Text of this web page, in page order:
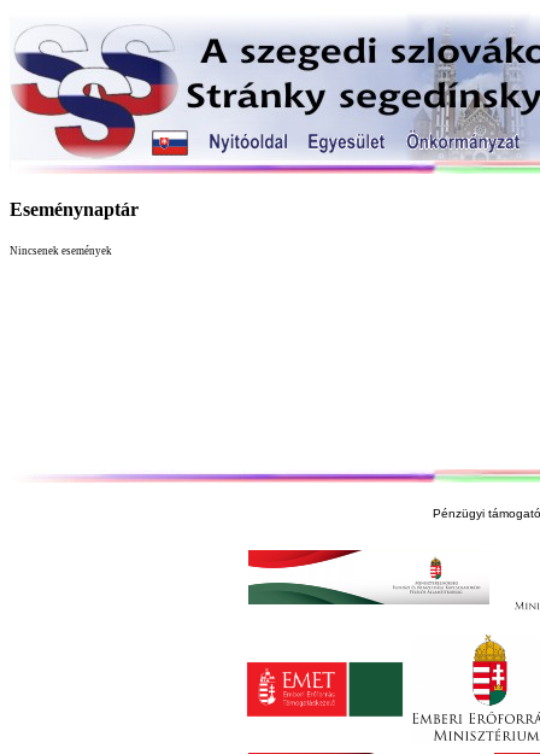
Eseménynaptár
Nincsenek események
Pénzügyi